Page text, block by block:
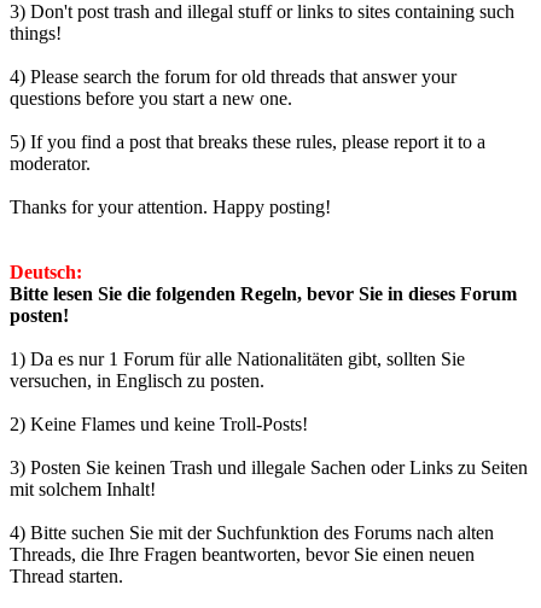
3) Don't post trash and illegal stuff or links to sites containing such
things!
4) Please search the forum for old threads that answer your
questions before you start a new one.
5) If you find a post that breaks these rules, please report it to a
moderator.
Thanks for your attention. Happy posting!
Deutsch:
Bitte lesen Sie die folgenden Regeln, bevor Sie in dieses Forum
posten!
1) Da es nur 1 Forum für alle Nationalitäten gibt, sollten Sie
versuchen, in Englisch zu posten.
2) Keine Flames und keine Troll-Posts!
3) Posten Sie keinen Trash und illegale Sachen oder Links zu Seiten
mit solchem Inhalt!
4) Bitte suchen Sie mit der Suchfunktion des Forums nach alten
Threads, die Ihre Fragen beantworten, bevor Sie einen neuen
Thread starten.